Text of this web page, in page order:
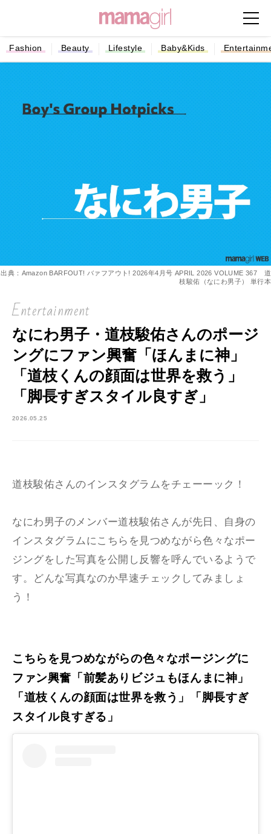
Fashion Beauty Lifestyle Baby&Kids
出典：Amazon BARFOUT! バァフアウト! 2026年4月号 APRIL 2026 VOLUME 367 道
枝駿佑（なにわ男子） 単行本
Entertainment
なにわ男子・道枝駿佑さんのポージ
ングにファン興奮「ほんまに神」
「道枝くんの顔面は世界を救う」
「脚長すぎスタイル良すぎ」
2026.05.25
道枝駿佑さんのインスタグラムをチェーーック！
なにわ男子のメンバー道枝駿佑さんが先日、自身の
インスタグラムにこちらを見つめながら色々なポー
ジングをした写真を公開し反響を呼んでいるようで
す。どんな写真なのか早速チェックしてみましょ
う！
こちらを見つめながらの色々なポージングに
ファン興奮「前髪ありビジュもほんまに神」
「道枝くんの顔面は世界を救う」「脚長すぎ
スタイル良すぎる」